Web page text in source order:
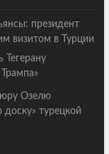
президент
визитом в Турции
Тегерану
Озелю
турецкой